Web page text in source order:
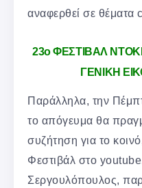
αναφερθεί σε θέματα
23ο ΦΕΣΤΙΒΑΛ
ΓΕΝΙΚΗ
Παράλληλα, την
το απόγευμα θα
συζήτηση για το
Φεστιβάλ στο
Σεργουλόπουλος,